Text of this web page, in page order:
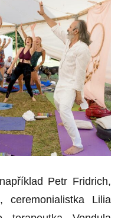
Petr Fridrich,
ceremonialistka Lilia